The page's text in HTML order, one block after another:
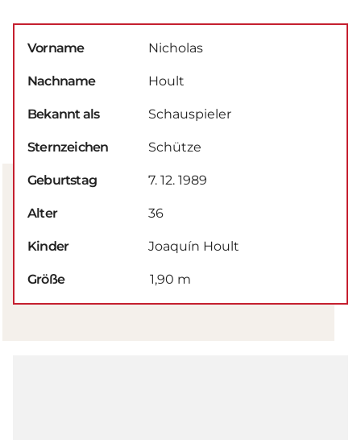
Vorname Nicholas
Nachname Hoult
Bekannt als Schauspieler
Sternzeichen Schütze
Geburtstag 7. 12. 1989
Alter 36
Kinder Joaquín Hoult
Größe 1,90 m